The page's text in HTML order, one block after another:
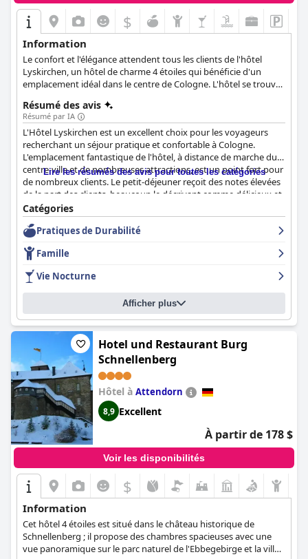
$
Information
Le confort et l'élégance attendent tous les clients de l'hôtel
Lyskirchen, un hôtel de charme 4 étoiles qui bénéficie d'un
emplacement idéal dans le centre de Cologne. L'hôtel se trouve
Cologne Dom, ce qui en fait un lieu idéal pour les personnes
souhaitant découvrir la culture et l'histoire de la ville. L'hôtel
dispose de chambres et d'appartements confortables et décorés
avec goût, offrant aux clients une expérience d'hébergement
des plus agréables et relaxantes.
Résumé des avis
Résumé par IA
L'Hôtel Lyskirchen est un excellent choix pour les voyageurs
recherchant un séjour pratique et confortable à Cologne.
L'emplacement fantastique de l'hôtel, à distance de marche du
centre-ville et de nombreuses attractions, est un point fort pour
de nombreux clients. Le petit-déjeuner reçoit des notes élevées
de la part des clients, beaucoup le décrivant comme délicieux et
varié. Les chambres sont accueillantes et confortables avec des
intérieurs beaux et propres, bien que certaines puissent
nécessiter une rénovation. L'hôtel offre un excellent niveau de
propreté et le personnel est amical et serviable, ce qui contribue
à un excellent séjour. La grande piscine est un atout majeur
pour les clients, bien que certains la trouvent un peu désuète et
sombre. Les installations de stationnement sont un plus, bien
qu'elles puissent être assez chères. Les lits confortables assurent
un sommeil paisible, bien que certains puissent les trouver trop
mous. Bien que certains clients affirment que l'hôtel n'est pas un
véritable hôtel 4 étoiles, la plupart le trouvent élégant et beau,
et à un prix raisonnable. Dans l'ensemble, l'Hôtel Lyskirchen
représente un excellent rapport qualité-prix dans un
emplacement privilégié.
Lire les résumés des avis pour toutes les catégories
Catégories
Pratiques de Durabilité
Famille
Vie Nocturne
Afficher plus
Hotel und Restaurant Burg
Schnellenberg
Hôtel à Attendorn
8,9 Excellent
À partir de 178 $
Voir les disponibilités
$
Information
Cet hôtel 4 étoiles est situé dans le château historique de
Schnellenberg ; il propose des chambres spacieuses avec une
vue panoramique sur le parc naturel de l'Ebbegebirge et la ville